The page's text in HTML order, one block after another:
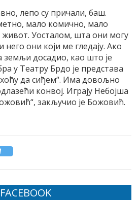
лепо су причали, баш.
мало комично, мало
живот. Уосталом, шта они могу
они који ме гледају. Ако
земљи досадио, као што је
у Театру Брдо је представа
да сиђем“. Има довољно
конвој. Играју Небојша
закључио је Божовић.
FACEBOOK